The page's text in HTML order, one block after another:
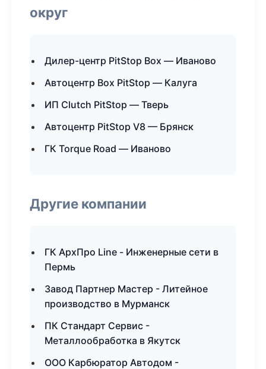
округ
Дилер-центр PitStop Box — Иваново
Автоцентр Box PitStop — Калуга
ИП Clutch PitStop — Тверь
Автоцентр PitStop V8 — Брянск
ГК Torque Road — Иваново
Другие компании
ГК АрхПро Line - Инженерные сети в
Пермь
Завод Партнер Мастер - Литейное
производство в Мурманск
ПК Стандарт Сервис -
Металлообработка в Якутск
ООО Карбюратор Автодом -